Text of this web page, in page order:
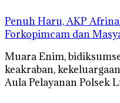
Penuh Haru, AKP
Forkopimcam dan
Muara Enim,
keakraban,
Aula Pelayanan Polsek